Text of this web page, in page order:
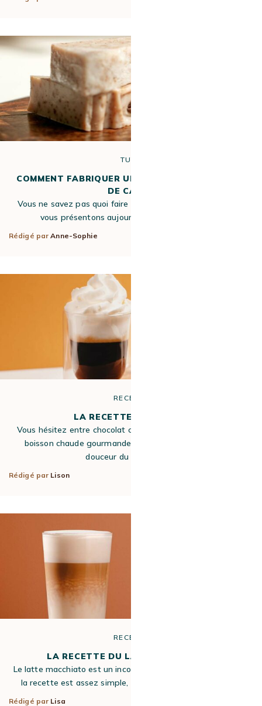
TUTO
COMMENT FABRIQUER UN SAVON AVEC DU MARC
DE CAFÉ ?
Vous ne savez pas quoi faire de votre marc de café ? Nous
vous présentons aujourd’hui un tuto DIY pour…
Rédigé parAnne-Sophie
RECETTE
LA RECETTE DU BICERIN
Vous hésitez entre chocolat chaud et café ? Le bicerin, une
boisson chaude gourmande et onctueuse, vient allier la
douceur du chocolat à…
Rédigé par Lison
RECETTE
LA RECETTE DU LATTE MACCHIATO
Le latte macchiato est un incontournable de l’univers café. Si
la recette est assez simple, elle épatera à coup sûr vos…
Rédigé par Lisa